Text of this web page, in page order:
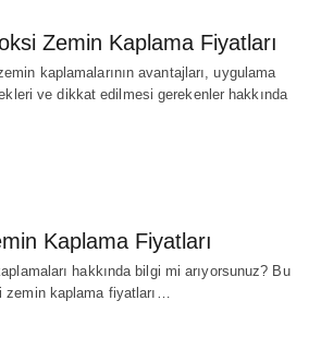
Zemin Kaplama Fiyatları
kaplamalarının avantajları, uygulama
ve dikkat edilmesi gerekenler hakkında
Kaplama Fiyatları
hakkında bilgi mi arıyorsunuz? Bu
kaplama fiyatları…